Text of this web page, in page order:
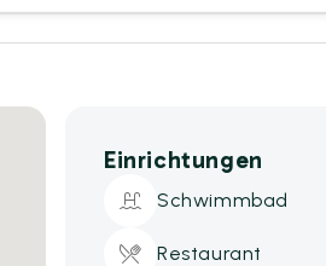
Einrichtungen
Schwimmbad
Restaurant